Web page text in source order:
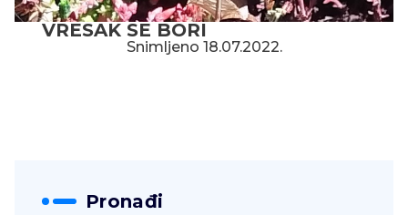
VRESAK SE BORI
Snimljeno 18.07.2022.
Pronađi